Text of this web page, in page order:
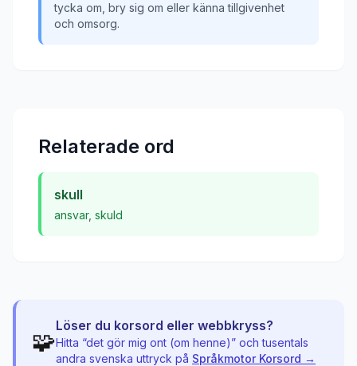
tycka om, bry sig om eller känna tillgivenhet
och omsorg.
Relaterade ord
skull
ansvar, skuld
🧩
Löser du korsord eller webbkryss?
Hitta “det gör mig ont (om henne)” och tusentals
andra svenska uttryck på Språkmotor Korsord →